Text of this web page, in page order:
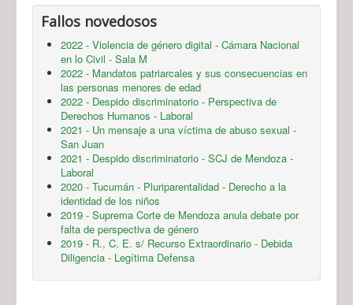
Fallos novedosos
2022 - Violencia de género digital - Cámara Nacional
en lo Civil - Sala M
2022 - Mandatos patriarcales y sus consecuencias en
las personas menores de edad
2022 - Despido discriminatorio - Perspectiva de
Derechos Humanos - Laboral
2021 - Un mensaje a una víctima de abuso sexual -
San Juan
2021 - Despido discriminatorio - SCJ de Mendoza -
Laboral
2020 - Tucumán - Pluriparentalidad - Derecho a la
identidad de los niños
2019 - Suprema Corte de Mendoza anula debate por
falta de perspectiva de género
2019 - R., C. E. s/ Recurso Extraordinario - Debida
Diligencia - Legítima Defensa